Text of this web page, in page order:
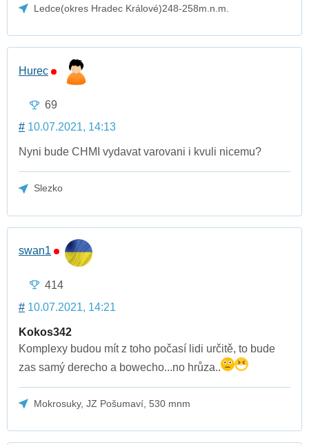
Ledce(okres Hradec Králové)248-258m.n.m.
Hurec
69
# 10.07.2021, 14:13
Nyni bude CHMI vydavat varovani i kvuli nicemu?
Slezko
swan1
414
# 10.07.2021, 14:21
Kokos342
Komplexy budou mít z toho počasí lidi určitě, to bude
zas samý derecho a bowecho...no hrůza..
Mokrosuky, JZ Pošumaví, 530 mnm